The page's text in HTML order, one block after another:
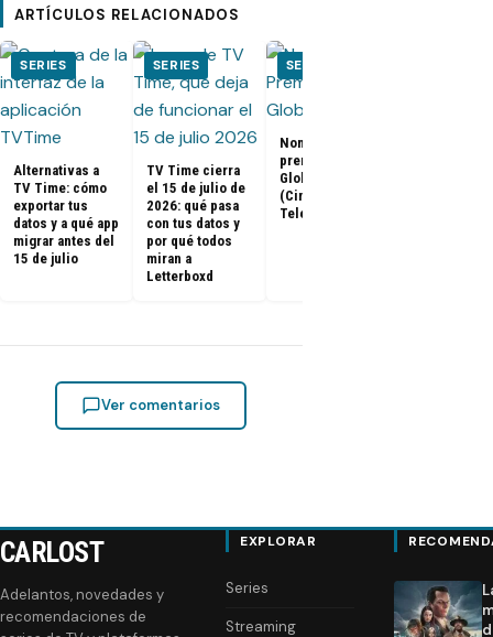
ARTÍCULOS RELACIONADOS
SERIES
Alternativas a
TV Time: cómo
exportar tus
datos y a qué app
migrar antes del
15 de julio
SERIES
TV Time cierra
el 15 de julio de
2026: qué pasa
con tus datos y
por qué todos
miran a
Letterboxd
SERIES
Nominados a los
premios Golden
Globes 2025
(Cine y
Televisión)
Ver comentarios
CARLOST
Adelantos, novedades y
recomendaciones de
EXPLORAR
Series
Streaming